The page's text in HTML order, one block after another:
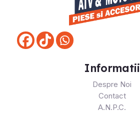
Informatii
Despre Noi
Contact
A.N.P.C.